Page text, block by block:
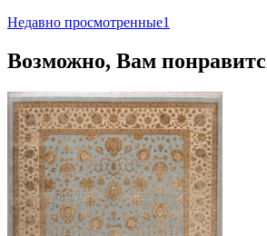
Недавно просмотренные1
Возможно, Вам